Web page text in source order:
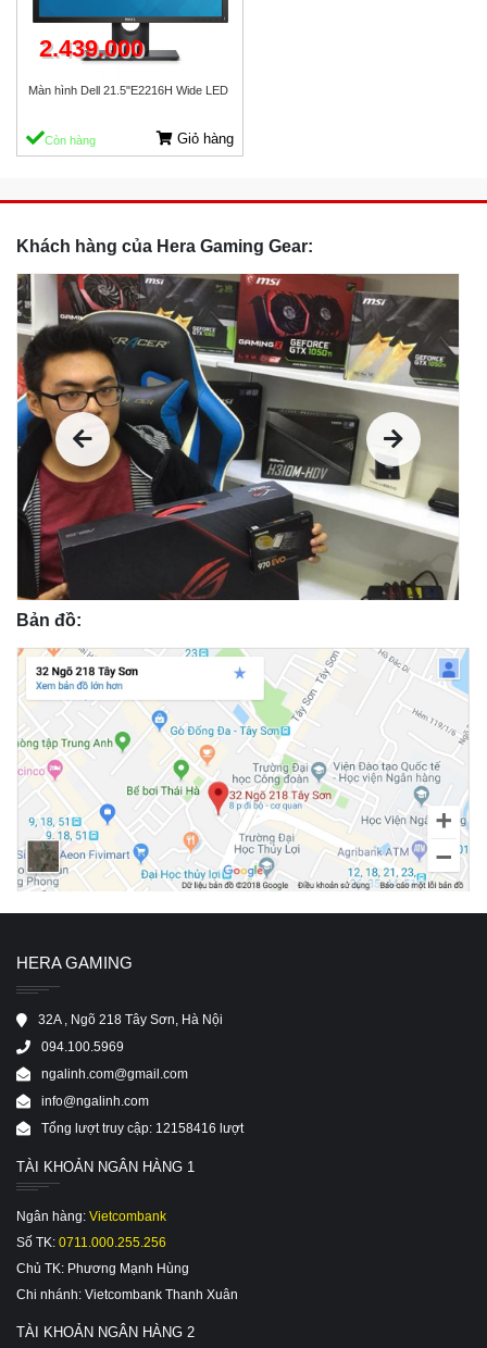
2.439.000
Màn hình Dell 21.5"E2216H Wide LED
Còn hàng Giỏ hàng
Khách hàng của Hera Gaming Gear:
Bản đồ:
HERA GAMING
32A , Ngõ 218 Tây Sơn, Hà Nội
094.100.5969
ngalinh.com@gmail.com
info@ngalinh.com
Tổng lượt truy cập: 12158416 lượt
TÀI KHOẢN NGÂN HÀNG 1
Ngân hàng: Vietcombank
Số TK: 0711.000.255.256
Chủ TK: Phương Mạnh Hùng
Chi nhánh: Vietcombank Thanh Xuân
TÀI KHOẢN NGÂN HÀNG 2